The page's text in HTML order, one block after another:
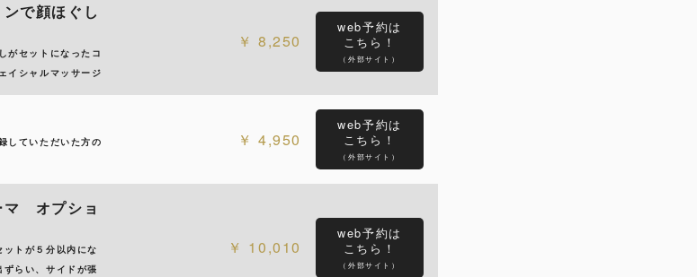
で顔ほぐし
がセットになったコ
イシャルマッサージ
8,250
web予約は
こちら！
（外部サイト）
していただいた方の
4,950
web予約は
こちら！
（外部サイト）
マ オプショ
トが５分以内にな
らい、サイドが張
10,010
web予約は
こちら！
（外部サイト）